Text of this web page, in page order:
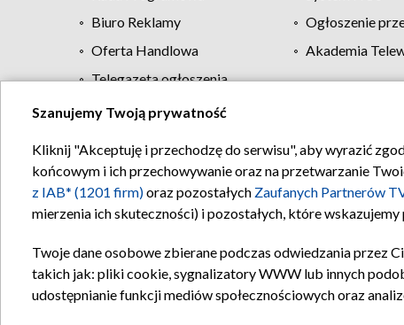
Biuro Reklamy
Ogłoszenie
Oferta Handlowa
Akademia
Telegazeta ogłoszenia
Regulamin TVP
Szanujemy Twoją prywatność
Kliknij "Akceptuję i przechodzę do serwisu", aby wyrazić
końcowym i ich przechowywanie oraz na przetwarzanie
z IAB* (1201 firm)oraz pozostałych Zaufanych Partnerów
mierzenia ich skuteczności) i pozostałych, które
Twoje dane osobowe zbierane podczas odwiedzania przez
takich jak: pliki cookie, sygnalizatory WWW lub innych
udostępnianie funkcji mediów społecznościowych oraz